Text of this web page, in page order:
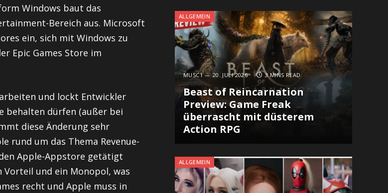
Windows baut das
Bereich aus. Microsoft
ein, sich mit Windows zu
Epic Games Store im
und lockt Entwickler
behalten dürfen (außer bei
diese Änderung sehr
rund um das Thema Revenue-
Apple-Appstore getätigt
Vorteil und ein Monopol, was
recht und Apple muss in
ALLGEMEIN
MUSC1 20. JULI 2026 3 MINS READ
Beast of Reincarnation
Preview: Game Freak
überrascht mit düsterem
Action RPG
ALLGEMEIN